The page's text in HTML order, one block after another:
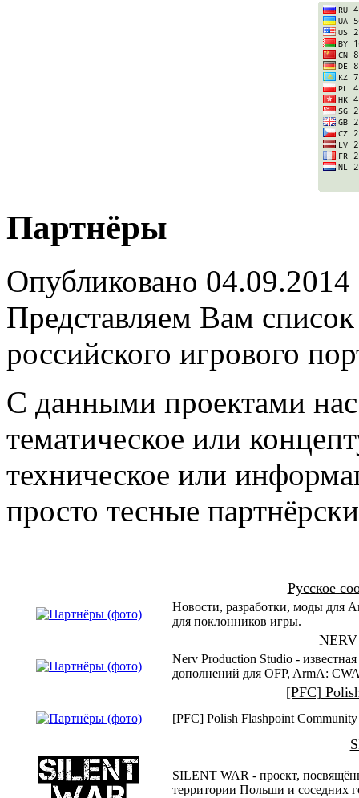
Партнёры
Опубликовано 04.09.2014
Представляем Вам
российского игрового
С данными проектами нас
тематическое или
техническое или
просто тесные
Русское
Новости, разработки, моды для
для поклонников игры.
Nerv Production Studio -
дополнений для OFP, ArmA:
[PFC]
[PFC] Polish Flashpoint
SILENT WAR - проект,
территории Польши и соседних